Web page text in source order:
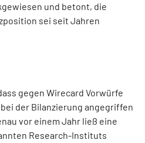
und betont, die
sei seit Jahren
gegen Wirecard Vorwürfe
der Bilanzierung angegriffen
vor einem Jahr ließ eine
Research-Instituts